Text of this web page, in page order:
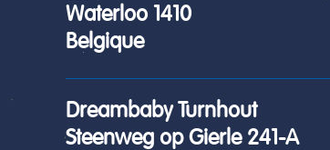
Waterloo 1410
Belgique
Dreambaby Turnhout
Steenweg op Gierle 241-A